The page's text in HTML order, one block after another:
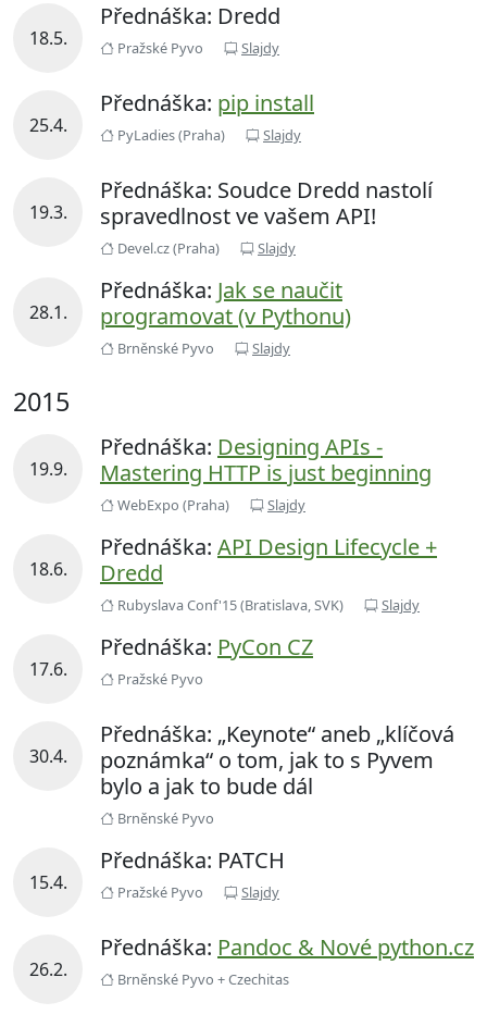
18.5.
Přednáška: Dredd
Pražské Pyvo Slajdy
25.4.
Přednáška: pip install
PyLadies (Praha) Slajdy
19.3.
Přednáška: Soudce Dredd nastolí
spravedlnost ve vašem API!
Devel.cz (Praha) Slajdy
28.1.
Přednáška: Jak se naučit
programovat (v Pythonu)
Brněnské Pyvo Slajdy
2015
19.9.
Přednáška: Designing APIs -
Mastering HTTP is just beginning
WebExpo (Praha) Slajdy
18.6.
Přednáška: API Design Lifecycle +
Dredd
Rubyslava Conf'15 (Bratislava, SVK) Slajdy
17.6.
Přednáška: PyCon CZ
Pražské Pyvo
30.4.
Přednáška: „Keynote“ aneb „klíčová
poznámka“ o tom, jak to s Pyvem
bylo a jak to bude dál
Brněnské Pyvo
15.4.
Přednáška: PATCH
Pražské Pyvo Slajdy
26.2.
Přednáška: Pandoc & Nové python.cz
Brněnské Pyvo + Czechitas